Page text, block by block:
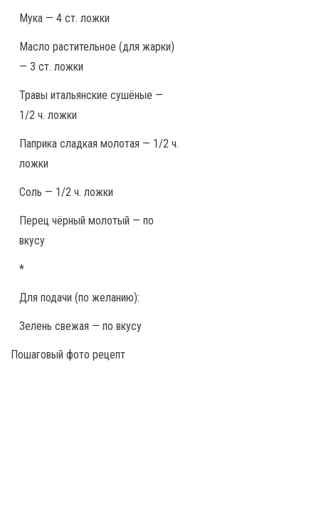
Мука — 4 ст. ложки
Масло растительное (для жарки)
— 3 ст. ложки
Травы итальянские сушёные —
1/2 ч. ложки
Паприка сладкая молотая — 1/2 ч.
ложки
Соль — 1/2 ч. ложки
Перец чёрный молотый — по
вкусу
*
Для подачи (по желанию):
Зелень свежая — по вкусу
Пошаговый фото рецепт